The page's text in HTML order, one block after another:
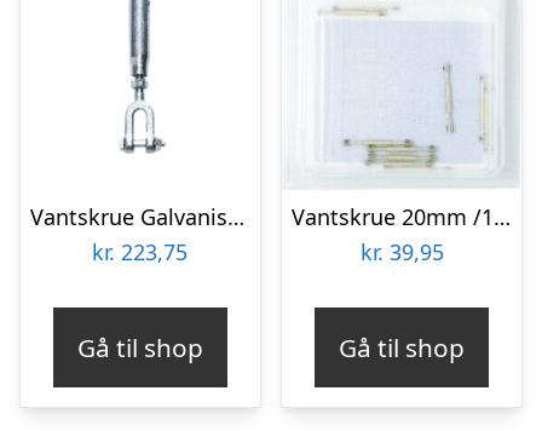
Vantskrue Galvaniseret 401 M/gafler – M10
kr. 223,75
Gå til shop
Vantskrue 20mm /10 – 04-bf-0021 – Billing Boats
kr. 39,95
Gå til shop